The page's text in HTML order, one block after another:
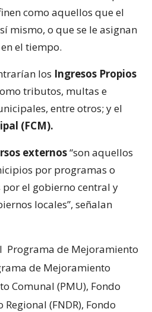
como aquellos que el
mismo, o que se le asignan
el tiempo.
los Ingresos Propios
tributos, multas e
entre otros; y el
(FCM).
externos“son aquellos
por programas o
el gobierno central y
locales”, señalan
Programa de Mejoramiento
de Mejoramiento
Comunal (PMU), Fondo
(FNDR), Fondo